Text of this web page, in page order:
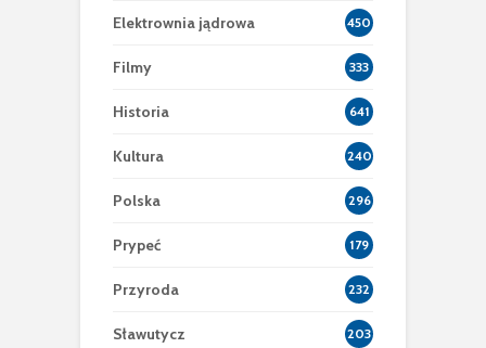
Elektrownia jądrowa 450
Filmy 333
Historia 641
Kultura 240
Polska 296
Prypeć 179
Przyroda 232
Sławutycz 203